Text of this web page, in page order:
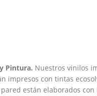
Pintura. Nuestros vinilos
impresos con tintas
están elaborados